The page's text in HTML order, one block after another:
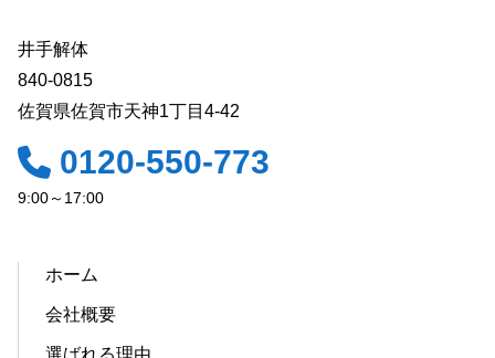
井手解体
840-0815
佐賀県佐賀市天神1丁目4-42
0120-550-773
9:00～17:00
ホーム
会社概要
選ばれる理由